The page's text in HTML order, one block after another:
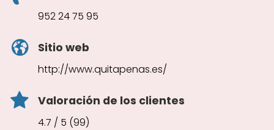
952 24 75 95
Sitio web
http://www.quitapenas.es/
Valoración de los clientes
4.7 / 5 (99)